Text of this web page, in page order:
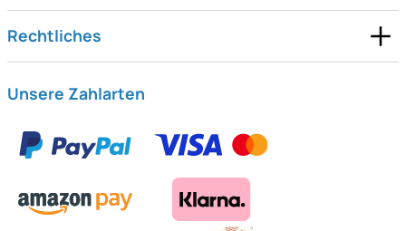
Rechtliches
Unsere Zahlarten